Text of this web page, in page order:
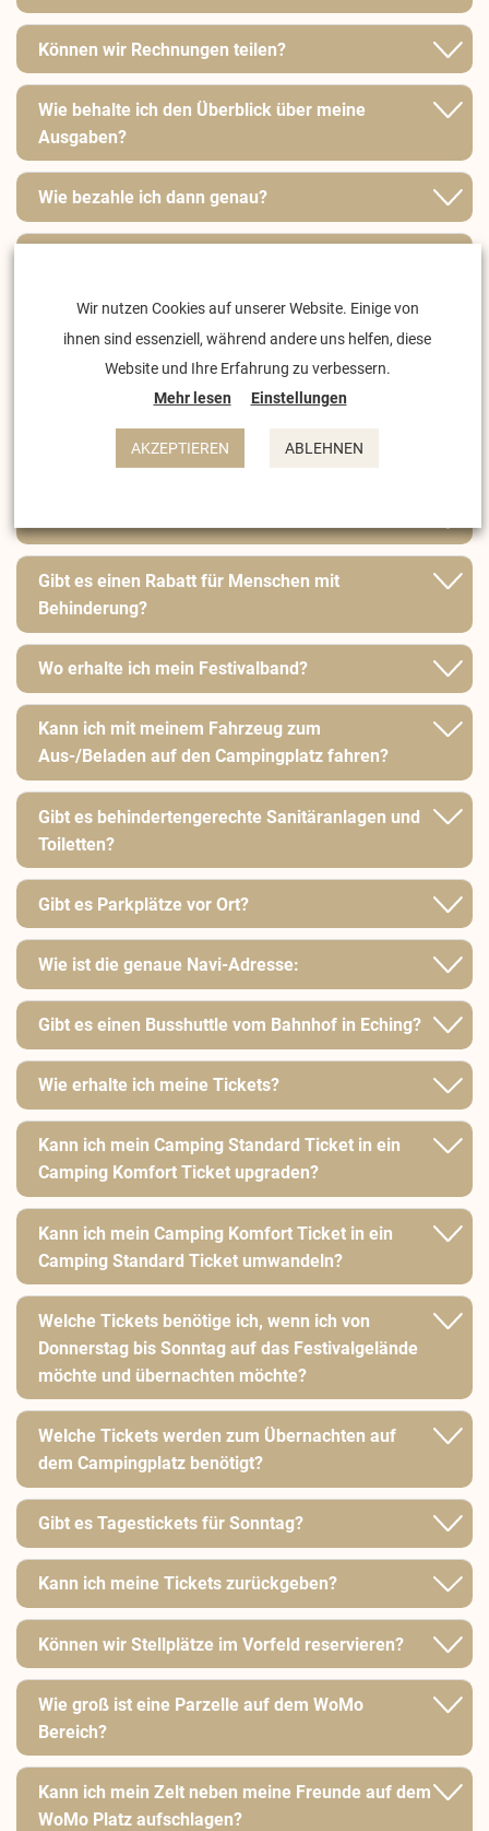
Können wir Rechnungen teilen?
Wie behalte ich den Überblick über meine
Ausgaben?
Wie bezahle ich dann genau?
Ich habe nur ein Tagesticket für Freitag. Kann ich
mir mein restliches Guthaben auch am Samstag
auszahlen lassen?
Wertet ihr die Daten aus?
Gibt es einen Rabatt für Menschen mit
Behinderung?
Wo erhalte ich mein Festivalband?
Kann ich mit meinem Fahrzeug zum
Aus-/Beladen auf den Campingplatz fahren?
Gibt es behindertengerechte Sanitäranlagen und
Toiletten?
Gibt es Parkplätze vor Ort?
Wie ist die genaue Navi-Adresse:
Gibt es einen Busshuttle vom Bahnhof in Eching?
Wie erhalte ich meine Tickets?
Kann ich mein Camping Standard Ticket in ein
Camping Komfort Ticket upgraden?
Kann ich mein Camping Komfort Ticket in ein
Camping Standard Ticket umwandeln?
Welche Tickets benötige ich, wenn ich von
Donnerstag bis Sonntag auf das Festivalgelände
möchte und übernachten möchte?
Welche Tickets werden zum Übernachten auf
dem Campingplatz benötigt?
Gibt es Tagestickets für Sonntag?
Kann ich meine Tickets zurückgeben?
Können wir Stellplätze im Vorfeld reservieren?
Wie groß ist eine Parzelle auf dem WoMo
Bereich?
Kann ich mein Zelt neben meine Freunde auf dem
WoMo Platz aufschlagen?
Wir nutzen Cookies auf unserer Website. Einige von
ihnen sind essenziell, während andere uns helfen, diese
Website und Ihre Erfahrung zu verbessern.
Mehr lesen
Einstellungen
AKZEPTIEREN ABLEHNEN